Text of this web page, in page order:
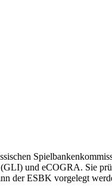
(GLI) und eCOGRA. Sie
der ESBK vorgelegt